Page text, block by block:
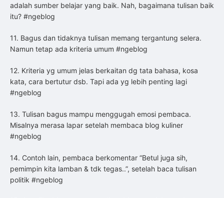
adalah sumber belajar yang baik. Nah, bagaimana tulisan baik
itu? #ngeblog
11. Bagus dan tidaknya tulisan memang tergantung selera.
Namun tetap ada kriteria umum #ngeblog
12. Kriteria yg umum jelas berkaitan dg tata bahasa, kosa
kata, cara bertutur dsb. Tapi ada yg lebih penting lagi
#ngeblog
13. Tulisan bagus mampu menggugah emosi pembaca.
Misalnya merasa lapar setelah membaca blog kuliner
#ngeblog
14. Contoh lain, pembaca berkomentar “Betul juga sih,
pemimpin kita lamban & tdk tegas..”, setelah baca tulisan
politik #ngeblog